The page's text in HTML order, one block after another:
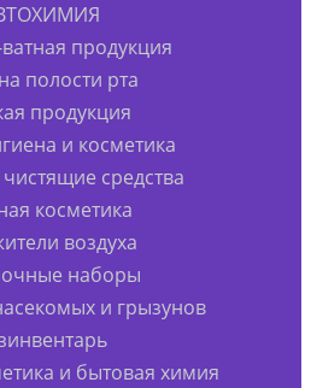
продукция
полости рта
продукция
и косметика
средства
косметика
воздуха
наборы
и грызунов
и бытовая химия